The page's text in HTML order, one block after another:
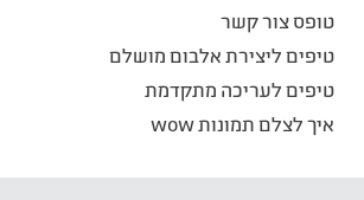
טופס צור קשר
טיפים ליצירת אלבום מושלם
טיפים לעריכה מתקדמת
איך לצלם תמונות wow